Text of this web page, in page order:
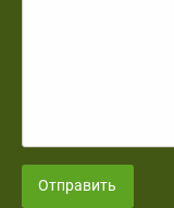
Отправить